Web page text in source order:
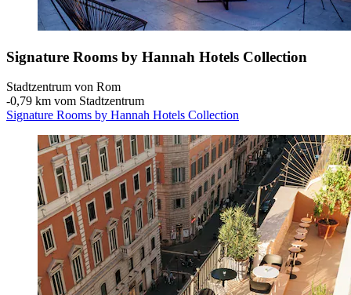
Signature Rooms by Hannah Hotels Collection
Stadtzentrum von Rom
‐0,79 km vom Stadtzentrum
Signature Rooms by Hannah Hotels Collection